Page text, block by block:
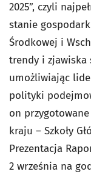
2025”, czyli
stanie
Środkowej i
trendy i zjawiska
umożliwiając
polityki
on
kraju – Szkoły
Prezentacja
2 września na